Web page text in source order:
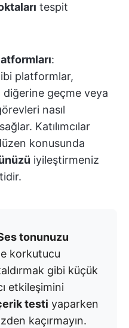
tespit
:
platformlar,
diğerine geçme veya
nasıl
Katılımcılar
konusunda
iyileştirmeniz
tonunuzu
korkutucu
gibi küçük
etkileşimini
testi yaparken
kaçırmayın.